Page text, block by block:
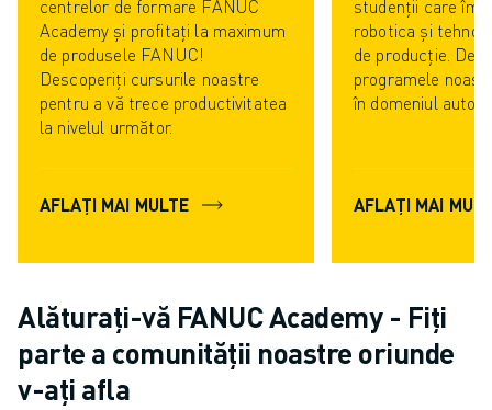
CONTACT
LOCAȚII
IMPRINT
centrelor de formare FANUC
Academy și profitați la maximum
de produsele FANUC!
Descoperiți cursurile noastre
pentru a vă trece productivitatea
la nivelul următor.
AFLAȚI MAI MULTE
studenții care
robotica și
de producție.
programele
în domeniul
AFLAȚI MAI
Alăturați-vă FANUC Academy - Fiți
parte a comunității noastre oriunde
v-ați afla